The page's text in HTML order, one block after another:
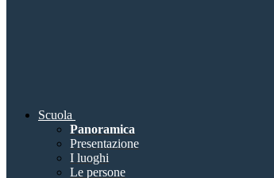
Scuola
Panoramica
Presentazione
I luoghi
Le persone